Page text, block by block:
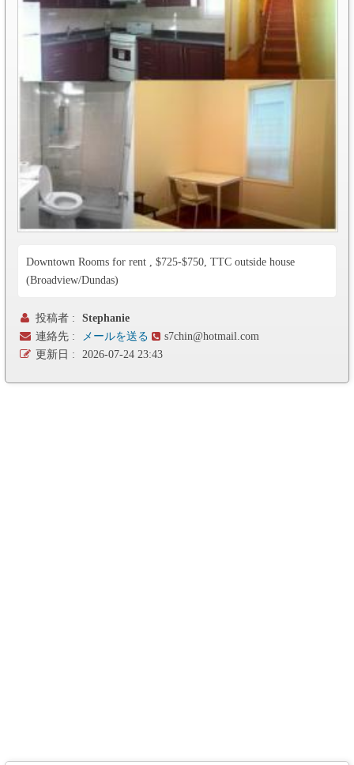
Downtown Rooms for rent , $725-$750, TTC outside house
(Broadview/Dundas)
投稿者 :
Stephanie
連絡先 :
メールを送る
s7chin@hotmail.com
更新日 :
2026-07-24 23:43